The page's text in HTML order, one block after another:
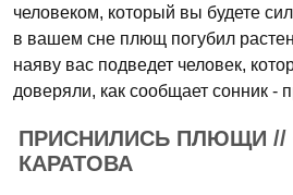
человеком, который вы будете
в вашем сне плющ погубил
наяву вас подведет человек,
доверяли, как сообщает сонник -
ПРИСНИЛИСЬ ПЛЮЩИ //
КАРАТОВА